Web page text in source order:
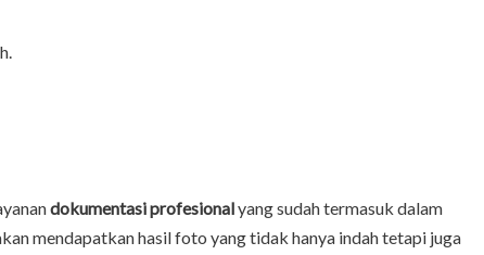
dokumentasi profesionalyang sudah termasuk dalam
mendapatkan hasil foto yang tidak hanya indah tetapi juga